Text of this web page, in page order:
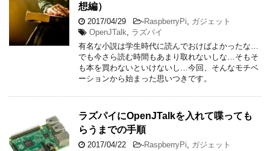
想編）
2017/04/29 -RaspberryPi
ガジェット
OpenJTalk
ラズパイ
有名な小説は学生時代に読んでおけばよかったな…
でも今さら読む時間もあまり取れないしな…そもそ
も本を買わないといけないし…今回、そんなモチベ
ーションから始まった思いつきです。
ラズパイにOpenJTalkを入れて喋っても
らうまでの手順
2017/04/22 -RaspberryPi
ガジェット